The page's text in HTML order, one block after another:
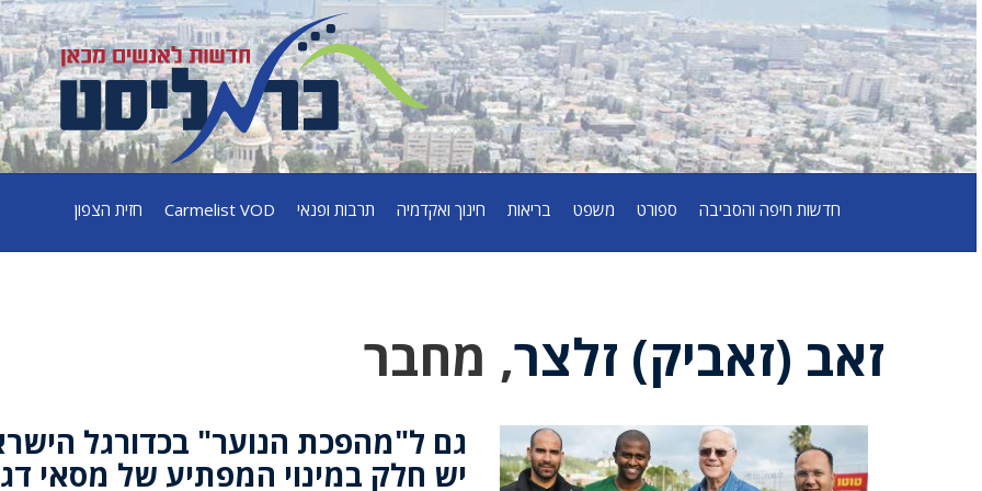
חדשות חיפה והסביבה ספורט משפט בריאות חינוך ואקדמיה תרבות ופנאי Carmelist VOD חזית הצפון
זאב (זאביק) זלצר, מחבר
גם ל"מהפכת הנוער" בכדורגל
יש חלק במינוי המפתיע של מסאי